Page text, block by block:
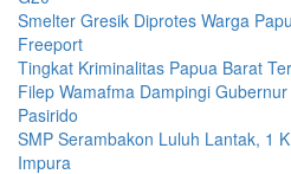
Smelter Gresik Diprotes Warga
Freeport
Tingkat Kriminalitas Papua Barat
Filep Wamafma Dampingi
Pasirido
SMP Serambakon Luluh Lantak, 1
Impura